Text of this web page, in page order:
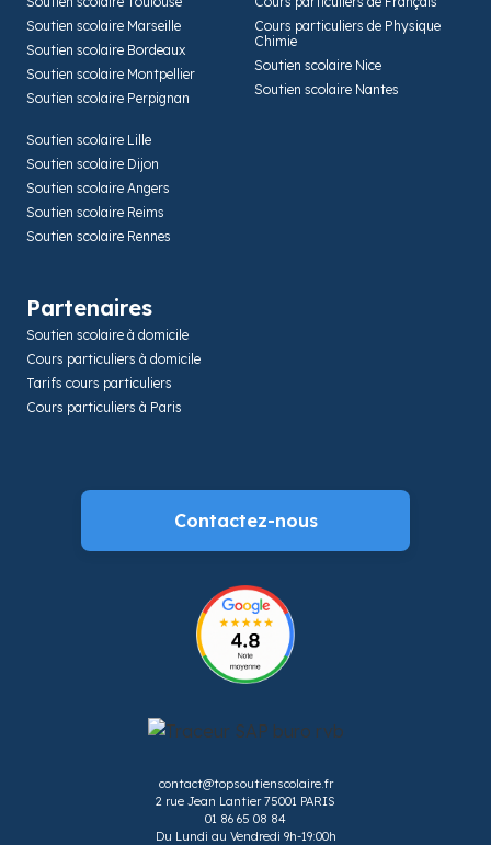
Soutien scolaire Marseille
Soutien scolaire Bordeaux
Soutien scolaire Montpellier
Soutien scolaire Perpignan
Cours particuliers de Physique
Chimie
Soutien scolaire Nice
Soutien scolaire Nantes
Soutien scolaire Lille
Soutien scolaire Dijon
Soutien scolaire Angers
Soutien scolaire Reims
Soutien scolaire Rennes
Partenaires
Soutien scolaire à domicile
Cours particuliers à domicile
Tarifs cours particuliers
Cours particuliers à Paris
contact@topsoutienscolaire.fr
2 rue Jean Lantier 75001 PARIS
01 86 65 08 84
Du Lundi au Vendredi 9h-19:00h
Contactez-nous